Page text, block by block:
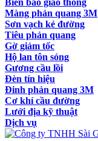
Biển báo giao thông
Màng phản quang 3M
Sơn vạch kẻ đường
Tiêu phản quang
Gờ giảm tốc
Hộ lan tôn sóng
Gương cầu lồi
Đèn tín hiệu
Đinh phản quang 3M
Cơ khí cầu đường
Lưới địa kỹ thuật
Dịch vụ